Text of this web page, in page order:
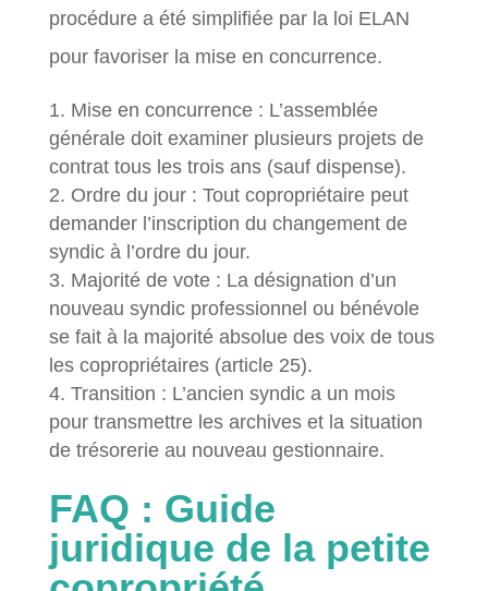
procédure a été simplifiée par la loi ELAN
pour favoriser la mise en concurrence.
Mise en concurrence : L’assemblée
générale doit examiner plusieurs projets de
contrat tous les trois ans (sauf dispense).
Ordre du jour : Tout copropriétaire peut
demander l’inscription du changement de
syndic à l’ordre du jour.
Majorité de vote : La désignation d’un
nouveau syndic professionnel ou bénévole
se fait à la majorité absolue des voix de tous
les copropriétaires (article 25).
Transition : L’ancien syndic a un mois
pour transmettre les archives et la situation
de trésorerie au nouveau gestionnaire.
FAQ : Guide
juridique de la petite